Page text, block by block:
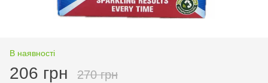
В наявності
206 грн 270 грн